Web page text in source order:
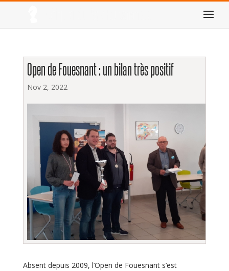
Open de Fouesnant : un bilan très positif
Nov 2, 2022
Absent depuis 2009, l’Open de Fouesnant s’est